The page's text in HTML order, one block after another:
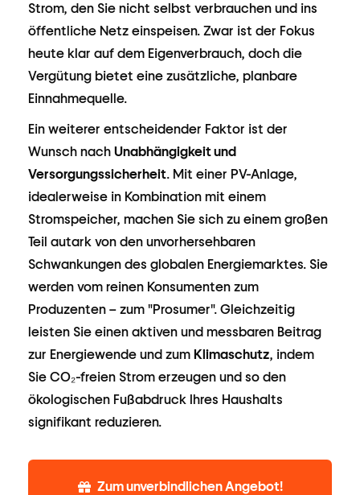
Strom, den Sie nicht selbst verbrauchen und ins
öffentliche Netz einspeisen. Zwar ist der Fokus
heute klar auf dem Eigenverbrauch, doch die
Vergütung bietet eine zusätzliche, planbare
Einnahmequelle.
Ein weiterer entscheidender Faktor ist der
Wunsch nach Unabhängigkeit und
Versorgungssicherheit. Mit einer PV-Anlage,
idealerweise in Kombination mit einem
Stromspeicher, machen Sie sich zu einem großen
Teil autark von den unvorhersehbaren
Schwankungen des globalen Energiemarktes. Sie
werden vom reinen Konsumenten zum
Produzenten – zum "Prosumer". Gleichzeitig
leisten Sie einen aktiven und messbaren Beitrag
zur Energiewende und zum Klimaschutz, indem
Sie CO₂-freien Strom erzeugen und so den
ökologischen Fußabdruck Ihres Haushalts
signifikant reduzieren.
Zum unverbindlichen Angebot!